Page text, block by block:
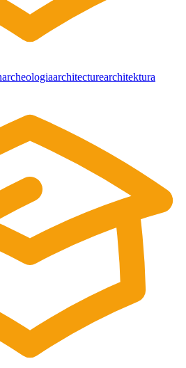
archeologiaarchitecturearchitektura